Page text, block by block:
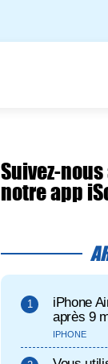
Suivez-
notre app
iPhone
après 9
IPHONE